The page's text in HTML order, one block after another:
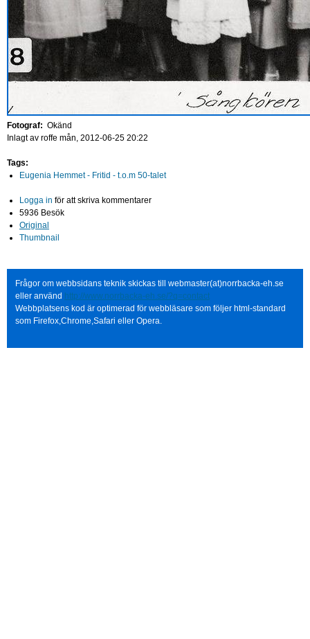
Fotograf: Okänd
Inlagt av roffe mån, 2012-06-25 20:22
Tags:
Eugenia Hemmet - Fritid - t.o.m 50-talet
Logga in för att skriva kommentarer
5936 Besök
Original
Thumbnail
Frågor om webbsidans teknik skickas till webmaster(at)norrbacka-eh.se
eller använd http://www.norrbacka-eh.se/?q=contact
Webbplatsens kod är optimerad för webbläsare som följer html-standard
som Firefox,Chrome,Safari eller Opera.